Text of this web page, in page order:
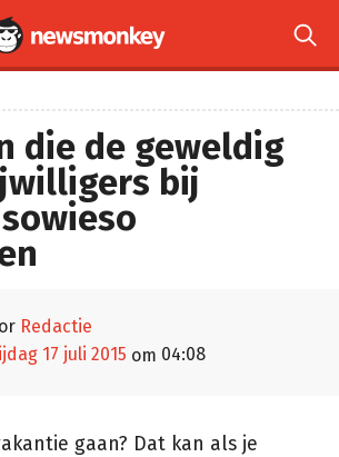

die de geweldig
bij
Redactie
17 juli 2015 om 04:08
gaan? Dat kan als je